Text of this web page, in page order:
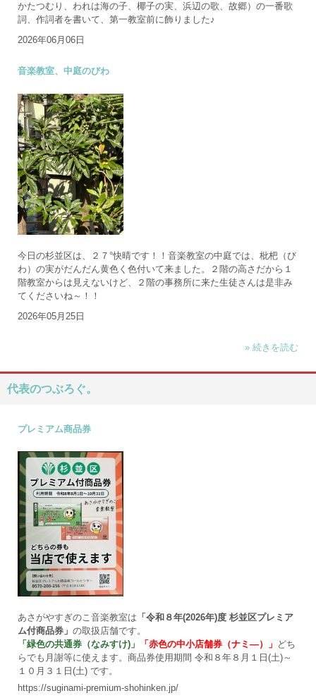
かたつむり、われは海の子、椰子の実、浜辺の歌、故郷）の一番歌
詞、作詞者を書いて、第一教室前に飾りました♪
2026年06月06日
音楽教室、中庭のびわ
今日の杉並区は、２７°快晴です！！音楽教室の中庭では、枇杷（び
わ）の実がだんだん黄色く色付いて来ました。２階の高さだから１
階教室からは見えないけど、２階の事務所に来た生徒さんは是非み
てくださいね～！！
2026年05月25日
» 続きを読む
代表のつぶろぐ。
プレミアム商品券
あさがやすぎのこ音楽教室は 「令和８年(2026年)度 杉並区プレミア
ム付商品券」 の取扱店舗です。
「緑色の共通券（なみすけ)」
「赤色の中小店舗券（ナミ―）」 どち
らでも月謝等に使えます。商品券使用期間 令和８年８月１日(土)～
１０月３１日(土) です。
https://suginami-premium-shohinken.jp/